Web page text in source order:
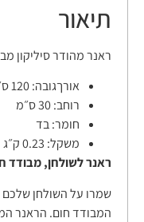
תיאור
ראנר מהודר סיליקון מבודד
אורךגובה:120 ס״מ
רוחב:30 ס״מ
חומר:בד
משקל: 0.23 ק״ג
ראנר לשולחן, מבודד
שמרו על השולחן שלכם
המבודד חום. הראנר